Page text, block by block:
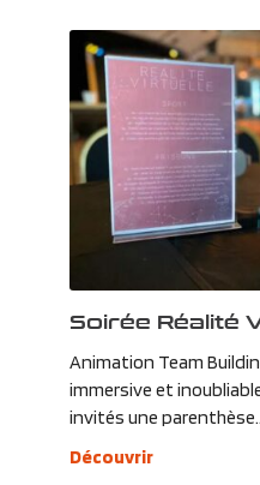
Soirée Réalité
Animation Team
immersive et
invités une
Découvrir